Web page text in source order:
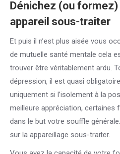
Dénichez (ou
appareil sous-traiter
Et puis il n’est plus aisée vous
de mutuelle santé mentale cela
trouver être véritablement ardu.
dépression, il est quasi
uniquement si l’isolement à la
meilleure appréciation, certaines
dans le but votre souffle
sur la appareillage sous-traiter.